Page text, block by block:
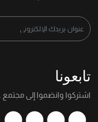
تابعونا
اشتركوا وانضموا إلى